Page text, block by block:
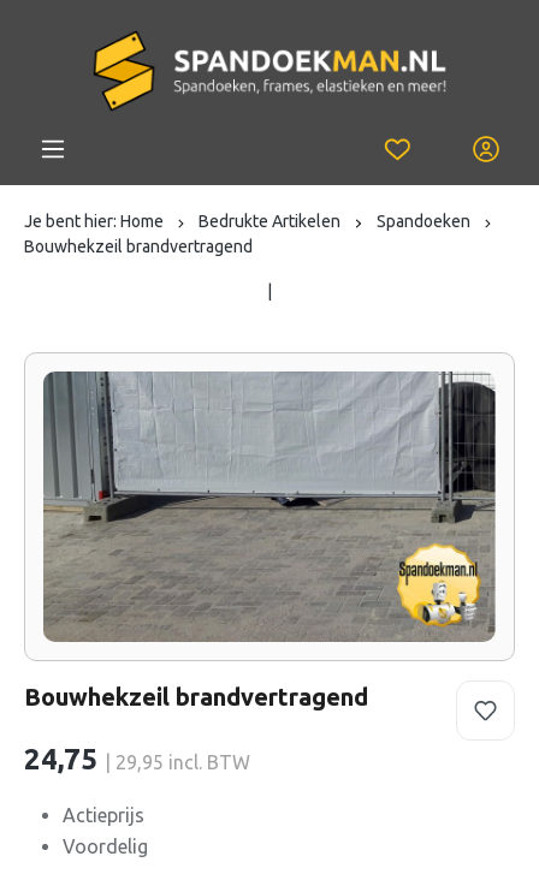
Je bent hier: Home Bedrukte Artikelen
Spandoeken
Bouwhekzeil brandvertragend
Bouwhekzeil brandvertragend
24,75 | 29,95 incl. BTW
Actieprijs
Voordelig